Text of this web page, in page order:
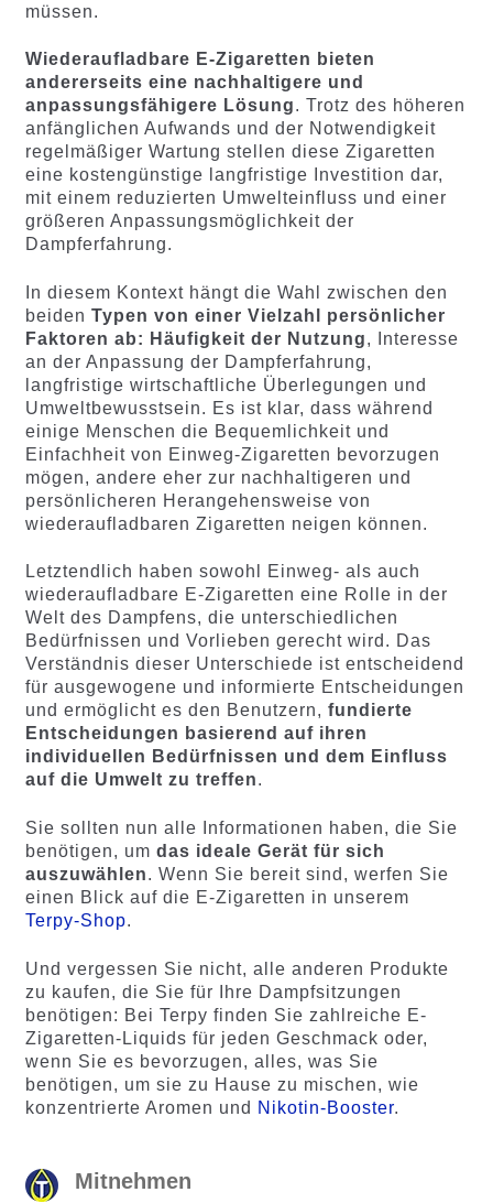
müssen.
Wiederaufladbare E-Zigaretten bieten
andererseits eine nachhaltigere und
anpassungsfähigere Lösung. Trotz des höheren
anfänglichen Aufwands und der Notwendigkeit
regelmäßiger Wartung stellen diese Zigaretten
eine kostengünstige langfristige Investition dar,
mit einem reduzierten Umwelteinfluss und einer
größeren Anpassungsmöglichkeit der
Dampferfahrung.
In diesem Kontext hängt die Wahl zwischen den
beiden Typen von einer Vielzahl persönlicher
Faktoren ab: Häufigkeit der Nutzung, Interesse
an der Anpassung der Dampferfahrung,
langfristige wirtschaftliche Überlegungen und
Umweltbewusstsein. Es ist klar, dass während
einige Menschen die Bequemlichkeit und
Einfachheit von Einweg-Zigaretten bevorzugen
mögen, andere eher zur nachhaltigeren und
persönlicheren Herangehensweise von
wiederaufladbaren Zigaretten neigen können.
Letztendlich haben sowohl Einweg- als auch
wiederaufladbare E-Zigaretten eine Rolle in der
Welt des Dampfens, die unterschiedlichen
Bedürfnissen und Vorlieben gerecht wird. Das
Verständnis dieser Unterschiede ist entscheidend
für ausgewogene und informierte Entscheidungen
und ermöglicht es den Benutzern, fundierte
Entscheidungen basierend auf ihren
individuellen Bedürfnissen und dem Einfluss
auf die Umwelt zu treffen.
Sie sollten nun alle Informationen haben, die Sie
benötigen, um das ideale Gerät für sich
auszuwählen. Wenn Sie bereit sind, werfen Sie
einen Blick auf die E-Zigaretten in unserem
Terpy-Shop.
Und vergessen Sie nicht, alle anderen Produkte
zu kaufen, die Sie für Ihre Dampfsitzungen
benötigen: Bei Terpy finden Sie zahlreiche E-
Zigaretten-Liquids für jeden Geschmack oder,
wenn Sie es bevorzugen, alles, was Sie
benötigen, um sie zu Hause zu mischen, wie
konzentrierte Aromen und Nikotin-Booster.
Mitnehmen